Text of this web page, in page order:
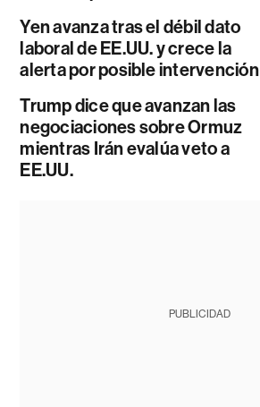
Yen avanza tras el débil dato
laboral de EE.UU. y crece la
alerta por posible intervención
Trump dice que avanzan las
negociaciones sobre Ormuz
mientras Irán evalúa veto a
EE.UU.
PUBLICIDAD